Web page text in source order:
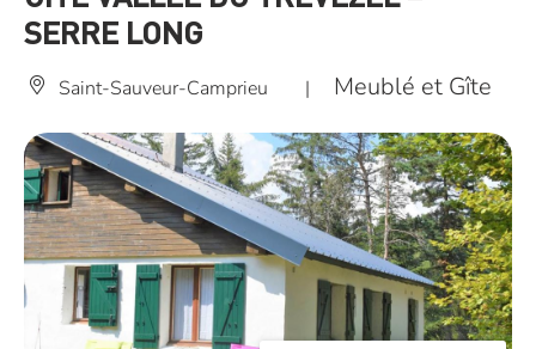
SERRE LONG
Saint-Sauveur-Camprieu | Meublé et Gîte